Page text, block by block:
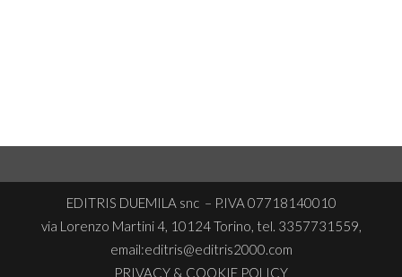
EDITRIS DUEMILA snc – P.IVA 07718140010
via Lorenzo Martini 4, 10124 Torino, tel. 3357731559,
email:editris@editris2000.com
PRIVACY & COOKIE POLICY